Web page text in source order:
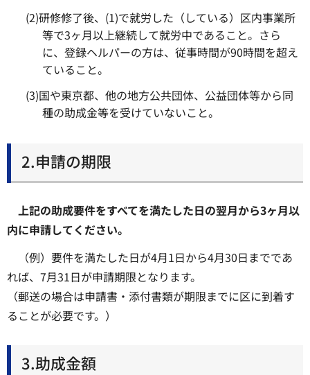
(2)研修修了後、(1)で就労した（している）区内事業所
等で3ヶ月以上継続して就労中であること。さら
に、登録ヘルパーの方は、従事時間が90時間を超え
ていること。
(3)国や東京都、他の地方公共団体、公益団体等から同
種の助成金等を受けていないこと。
2.申請の期限
上記の助成要件をすべてを満たした日の翌月から3ヶ月以
内に申請してください。
（例）要件を満たした日が4月1日から4月30日までであ
れば、7月31日が申請期限となります。
（郵送の場合は申請書・添付書類が期限までに区に到着す
ることが必要です。）
3.助成金額